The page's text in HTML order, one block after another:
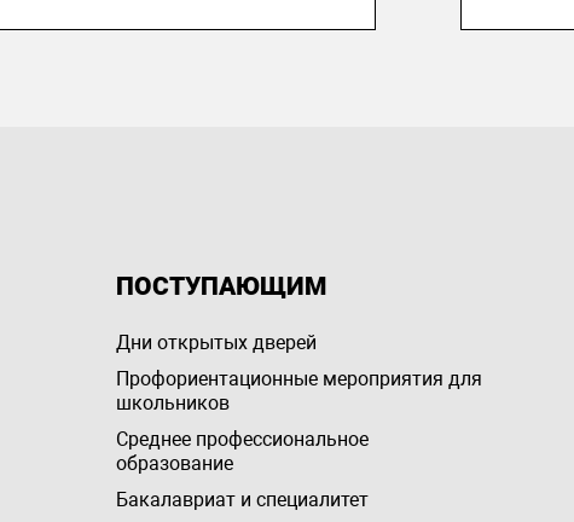
ПОСТУПАЮЩИМ
Дни открытых дверей
Профориентационные мероприятия для
школьников
Среднее профессиональное
образование
Бакалавриат и специалитет